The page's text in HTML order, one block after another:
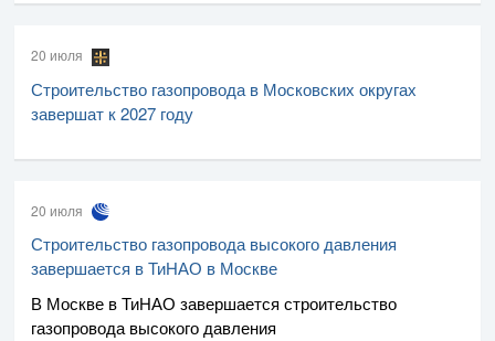
20 июля
Строительство газопровода в Московских округах
завершат к 2027 году
20 июля
Строительство газопровода высокого давления
завершается в ТиНАО в Москве
В Москве в ТиНАО завершается строительство
газопровода высокого давления